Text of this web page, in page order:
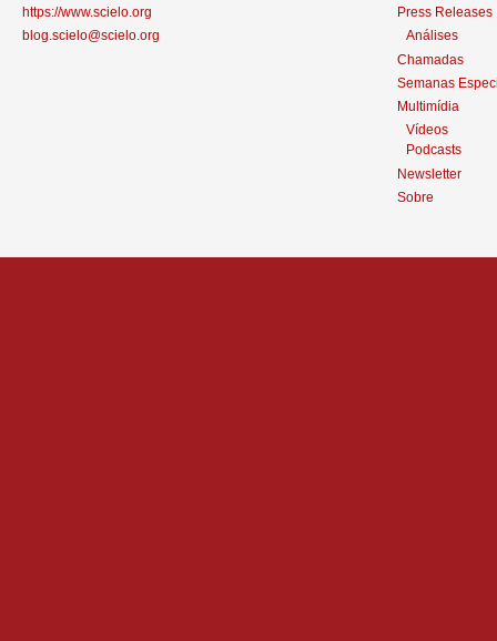
https://www.scielo.org
blog.scielo@scielo.org
Press Releases
Análises
Chamadas
Semanas
Multimídia
Vídeos
Podcasts
Newsletter
Sobre